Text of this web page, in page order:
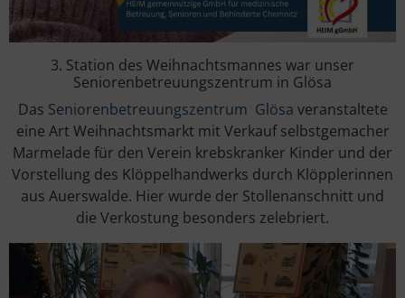
3. Station des Weihnachtsmannes war unser
Seniorenbetreuungszentrum in Glösa
Das Seniorenbetreuungszentrum Glösa veranstaltete
eine Art Weihnachtsmarkt mit Verkauf selbstgemacher
Marmelade für den Verein krebskranker Kinder und der
Vorstellung des Klöppelhandwerks durch Klöpplerinnen
aus Auerswalde. Hier wurde der Stollenanschnitt und
die Verkostung besonders zelebriert.